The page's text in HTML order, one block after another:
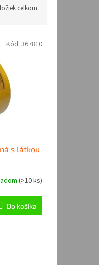
celkom
s látkou
(>10 ks)
Do košíka
Kód: 367810